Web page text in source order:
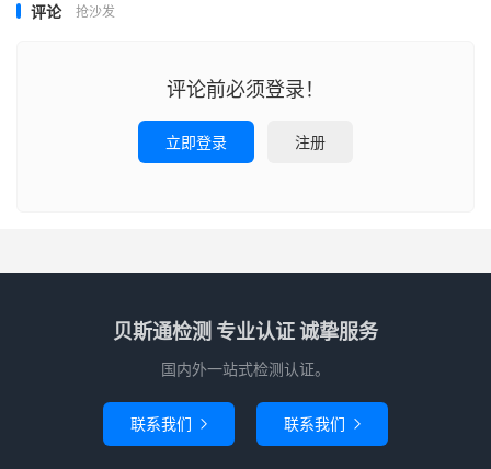
评论 抢沙发
评论前必须登录！
立即登录 注册
贝斯通检测 专业认证 诚挚服务
国内外一站式检测认证。
联系我们  联系我们 